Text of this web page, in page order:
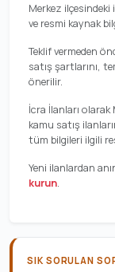
Merkez
ve resmi kaynak
Teklif vermeden
satış şartlarını,
önerilir.
İcra İlanları
kamu satış
tüm bilgileri ilgili
Yeni ilanlardan
kurun.
SIK SORULAN